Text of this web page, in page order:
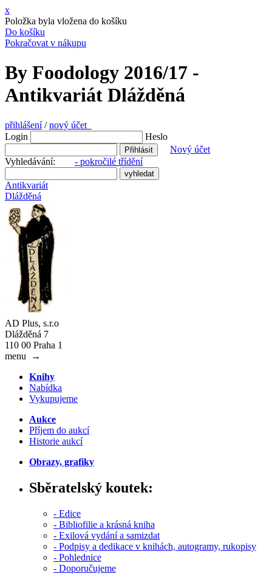
x
Položka byla vložena do košíku
Do košíku
Pokračovat v nákupu
By Foodology 2016/17 -
Antikvariát Dlážděná
přihlášení/nový účet
Login
Heslo
Nový účet
Vyhledávání: - pokročilé třídění
Antikvariát
Dlážděná
AD Plus, s.r.o
Dlážděná 7
110 00 Praha 1
menu
→
Knihy
Nabídka
Vykupujeme
Aukce
Příjem do aukcí
Historie aukcí
Obrazy, grafiky
Sběratelský koutek:
- Edice
- Bibliofilie a krásná kniha
- Exilová vydání a samizdat
- Podpisy a dedikace v knihách, autogramy, rukopisy
- Pohlednice
- Doporučujeme